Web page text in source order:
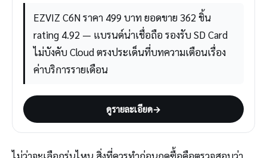
EZVIZ C6N ราคา 499 บาท ยอดขาย 362 ชิ้น
rating 4.92 — แบรนด์น่าเชื่อถือ รองรับ SD Card
ไม่บังคับ Cloud ตรงประเด็นที่บทความเตือนเรื่อง
ค่าบริการรายเดือน
ดูรายละเอียด→